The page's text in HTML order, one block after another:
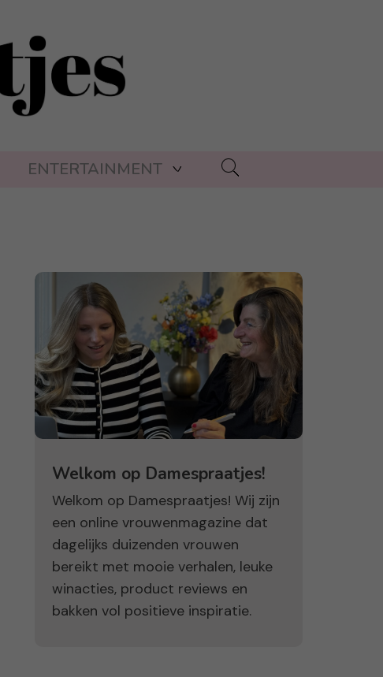
ENTERTAINMENT
Welkom op Damespraatjes!
Welkom op Damespraatjes! Wij zijn
een online vrouwenmagazine dat
dagelijks duizenden vrouwen
bereikt met mooie verhalen, leuke
winacties, product reviews en
bakken vol positieve inspiratie.